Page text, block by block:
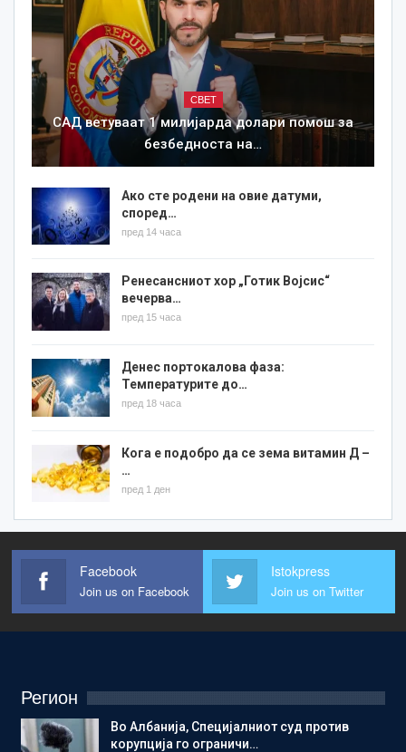
СВЕТ
САД ветуваат 1 милијарда долари помош за
безбедноста на…
Ако сте родени на овие датуми,
според…
пред 14 часа
Ренесансниот хор „Готик Војсис“
вечерва…
пред 15 часа
Денес портокалова фаза:
Температурите до…
пред 18 часа
Кога е подобро да се зема витамин Д –
…
пред 1 ден
Facebook
Join us on Facebook
Istokpress
Join us on Twitter
Регион
Во Албанија, Специјалниот суд против
корупција го ограничи…